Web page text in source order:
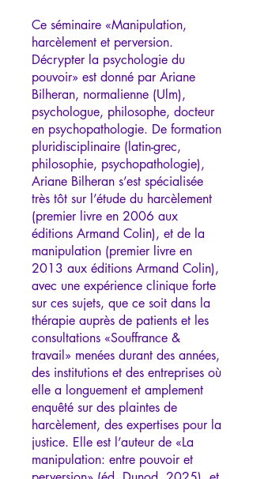
Ce séminaire «Manipulation,
harcèlement et perversion.
Décrypter la psychologie du
pouvoir» est donné par Ariane
Bilheran, normalienne (Ulm),
psychologue, philosophe, docteur
en psychopathologie. De formation
pluridisciplinaire (latin-grec,
philosophie, psychopathologie),
Ariane Bilheran s’est spécialisée
très tôt sur l’étude du harcèlement
(premier livre en 2006 aux
éditions Armand Colin), et de la
manipulation (premier livre en
2013 aux éditions Armand Colin),
avec une expérience clinique forte
sur ces sujets, que ce soit dans la
thérapie auprès de patients et les
consultations «Souffrance &
travail» menées durant des années,
des institutions et des entreprises où
elle a longuement et amplement
enquêté sur des plaintes de
harcèlement, des expertises pour la
justice. Elle est l’auteur de «La
manipulation: entre pouvoir et